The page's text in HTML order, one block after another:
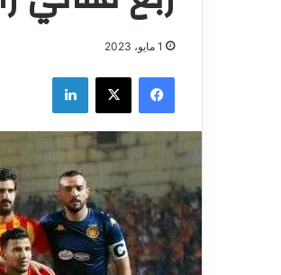
1 مايو، 2023
فيسبوك ‫X لينكدإن